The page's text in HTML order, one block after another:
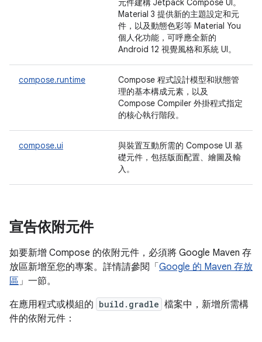
元件建構 Jetpack Compose UI。
Material 3 提供新的主題設定和元
件，以及動態色彩等 Material You
個人化功能，可呼應全新的
Android 12 視覺風格和系統 UI。
compose.runtime
Compose 程式設計模型和狀態管
理的基本構成元素，以及
Compose Compiler 外掛程式指定
的核心執行階段。
compose.ui
與裝置互動所需的 Compose UI 基
礎元件，包括版面配置、繪圖及輸
入。
宣告依附元件
如要新增 Compose 的依附元件，必須將 Google Maven 存
放區新增至您的專案。詳情請參閱「 Google 的 Maven 存放
區」一節。
在應用程式或模組的 build.gradle 檔案中，新增所需構
件的依附元件：